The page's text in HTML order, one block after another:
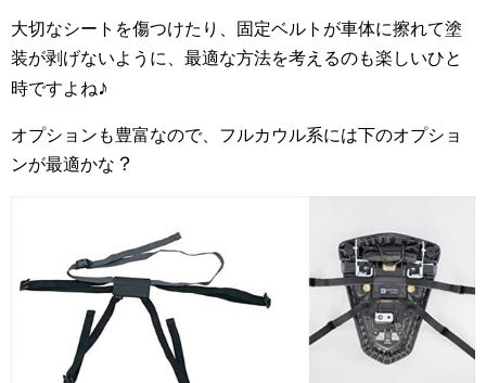
大切なシートを傷つけたり、固定ベルトが車体に擦れて塗
装が剥げないように、最適な方法を考えるのも楽しいひと
時ですよね♪
オプションも豊富なので、フルカウル系には下のオプショ
ンが最適かな ？